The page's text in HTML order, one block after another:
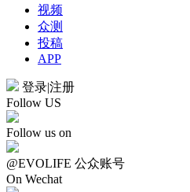
视频
众测
投稿
APP
登录|注册
Follow US
Follow us on
@EVOLIFE 公众账号
On Wechat